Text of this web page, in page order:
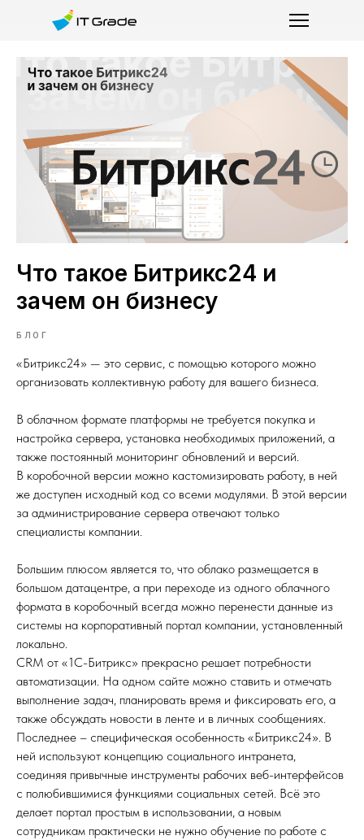
Что такое Битрикс24 и
зачем он бизнесу
БЛОГ
«Битрикс24» — это сервис, с помощью которого можно
организовать коллективную работу для вашего бизнеса.
В облачном формате платформы не требуется покупка и
настройка сервера, установка необходимых приложений, а
также постоянный мониторинг обновлений и версий.
В коробочной версии можно кастомизировать работу, в ней
же доступен исходный код со всеми модулями. В этой версии
за администрирование сервера отвечают только
специалисты компании.
Большим плюсом является то, что облако размещается в
большом датацентре, а при переходе из одного облачного
формата в коробочный всегда можно перенести данные из
системы на корпоративный портал компании, установленный
локально.
CRM от «1С-Битрикс» прекрасно решает потребности
автоматизации. На одном сайте можно ставить и отмечать
выполнение задач, планировать время и фиксировать его, а
также обсуждать новости в ленте и в личных сообщениях.
Последнее – специфическая особенность «Битрикс24». В
ней используют концепцию социального интранета,
соединяя привычные инструменты рабочих веб-интерфейсов
с полюбившимися функциями социальных сетей. Всё это
делает портал простым в использовании, а новым
сотрудникам практически не нужно обучение по работе с